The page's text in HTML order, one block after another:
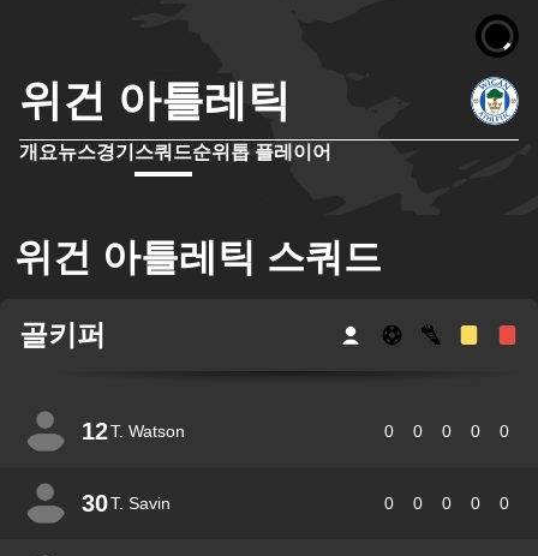
위건 아틀레틱
개요뉴스경기 스쿼드순위 톱 플레이어
위건 아틀레틱 스쿼드
골키퍼
12T. Watson 0 0 0 0 0
30T. Savin 0 0 0 0 0